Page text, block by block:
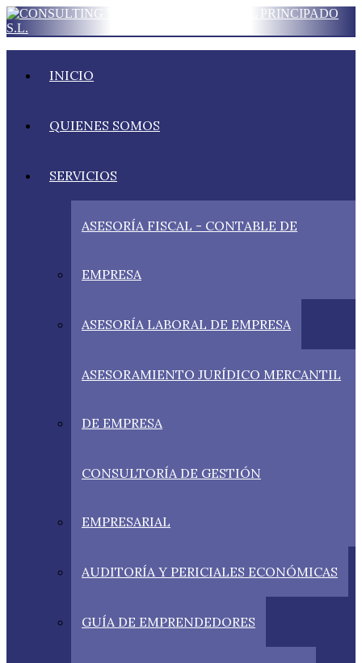
INICIO
QUIENES SOMOS
SERVICIOS
ASESORÍA FISCAL - CONTABLE DE
EMPRESA
ASESORÍA LABORAL DE EMPRESA
ASESORAMIENTO JURÍDICO MERCANTIL
DE EMPRESA
CONSULTORÍA DE GESTIÓN
EMPRESARIAL
AUDITORÍA Y PERICIALES ECONÓMICAS
GUÍA DE EMPRENDEDORES